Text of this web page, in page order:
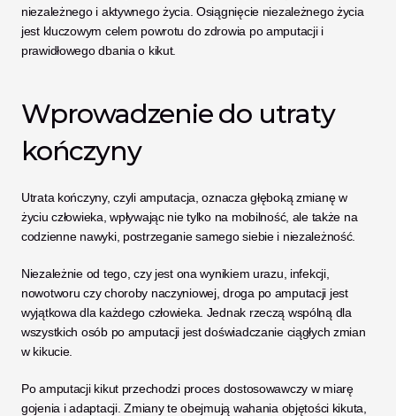
niezależnego i aktywnego życia. Osiągnięcie niezależnego życia
jest kluczowym celem powrotu do zdrowia po amputacji i
prawidłowego dbania o kikut.
Wprowadzenie do utraty
kończyny
Utrata kończyny, czyli amputacja, oznacza głęboką zmianę w
życiu człowieka, wpływając nie tylko na mobilność, ale także na
codzienne nawyki, postrzeganie samego siebie i niezależność.
Niezależnie od tego, czy jest ona wynikiem urazu, infekcji,
nowotworu czy choroby naczyniowej, droga po amputacji jest
wyjątkowa dla każdego człowieka. Jednak rzeczą wspólną dla
wszystkich osób po amputacji jest doświadczanie ciągłych zmian
w kikucie.
Po amputacji kikut przechodzi proces dostosowawczy w miarę
gojenia i adaptacji. Zmiany te obejmują wahania objętości kikuta,